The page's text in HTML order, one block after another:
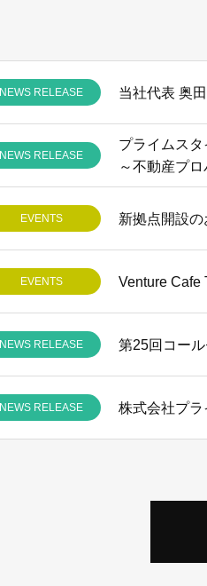
NEWS RELEASE 当社代表 奥
NEWS RELEASE
～不動産プ
EVENTS 新拠点開設
EVENTS Venture Cafe
NEWS RELEASE
NEWS RELEASE